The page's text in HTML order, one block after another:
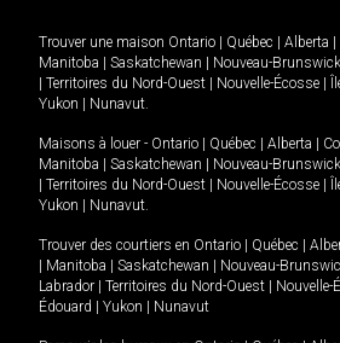
Trouver une maison Ontario Québec Alberta
Manitoba
Saskatchewan Nouveau-Brunswick
Territoires du Nord-Ouest Nouvelle-Écosse
Yukon
Nunavut.
Maisons à louer - Ontario Québec Alberta
Manitoba
Saskatchewan Nouveau-Brunswick
Territoires du Nord-Ouest Nouvelle-Écosse
Yukon
Nunavut.
Trouver des courtiers en Ontario Québec
Manitoba Saskatchewan Nouveau-
Labrador
Territoires du Nord-Ouest Nouvelle-
Édouard
Yukon Nunavut